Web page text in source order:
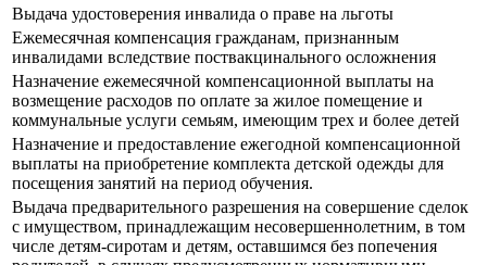
Выдача удостоверения инвалида о праве на льготы
Ежемесячная компенсация гражданам, признанным
инвалидами вследствие поствакцинального осложнения
Назначение ежемесячной компенсационной выплаты на
возмещение расходов по оплате за жилое помещение и
коммунальные услуги семьям, имеющим трех и более детей
Назначение и предоставление ежегодной компенсационной
выплаты на приобретение комплекта детской одежды для
посещения занятий на период обучения.
Выдача предварительного разрешения на совершение сделок
с имуществом, принадлежащим несовершеннолетним, в том
числе детям-сиротам и детям, оставшимся без попечения